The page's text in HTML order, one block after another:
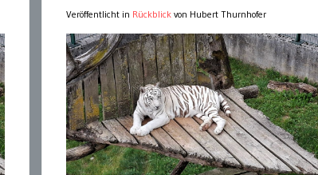
Veröffentlicht in Rückblick von Hubert Thurnhofer